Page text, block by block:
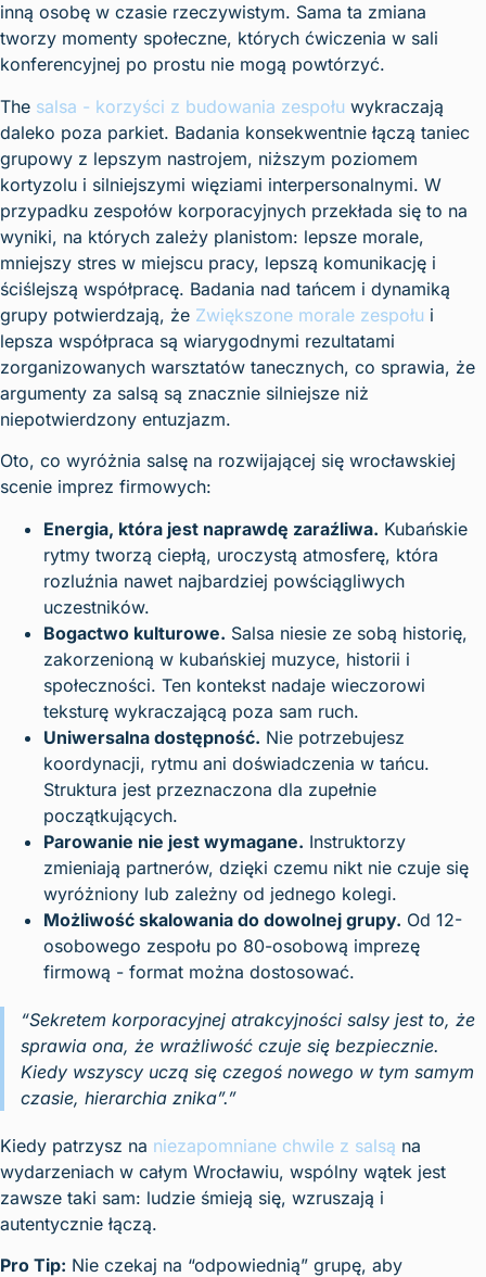
inną osobę w czasie rzeczywistym. Sama ta zmiana
tworzy momenty społeczne, których ćwiczenia w sali
konferencyjnej po prostu nie mogą powtórzyć.
The salsa - korzyści z budowania zespołu wykraczają
daleko poza parkiet. Badania konsekwentnie łączą taniec
grupowy z lepszym nastrojem, niższym poziomem
kortyzolu i silniejszymi więziami interpersonalnymi. W
przypadku zespołów korporacyjnych przekłada się to na
wyniki, na których zależy planistom: lepsze morale,
mniejszy stres w miejscu pracy, lepszą komunikację i
ściślejszą współpracę. Badania nad tańcem i dynamiką
grupy potwierdzają, że Zwiększone morale zespołu i
lepsza współpraca są wiarygodnymi rezultatami
zorganizowanych warsztatów tanecznych, co sprawia, że
argumenty za salsą są znacznie silniejsze niż
niepotwierdzony entuzjazm.
Oto, co wyróżnia salsę na rozwijającej się wrocławskiej
scenie imprez firmowych:
Energia, która jest naprawdę zaraźliwa. Kubańskie
rytmy tworzą ciepłą, uroczystą atmosferę, która
rozluźnia nawet najbardziej powściągliwych
uczestników.
Bogactwo kulturowe. Salsa niesie ze sobą historię,
zakorzenioną w kubańskiej muzyce, historii i
społeczności. Ten kontekst nadaje wieczorowi
teksturę wykraczającą poza sam ruch.
Uniwersalna dostępność. Nie potrzebujesz
koordynacji, rytmu ani doświadczenia w tańcu.
Struktura jest przeznaczona dla zupełnie
początkujących.
Parowanie nie jest wymagane. Instruktorzy
zmieniają partnerów, dzięki czemu nikt nie czuje się
wyróżniony lub zależny od jednego kolegi.
Możliwość skalowania do dowolnej grupy. Od 12-
osobowego zespołu po 80-osobową imprezę
firmową - format można dostosować.
“Sekretem korporacyjnej atrakcyjności salsy jest to, że
sprawia ona, że wrażliwość czuje się bezpiecznie.
Kiedy wszyscy uczą się czegoś nowego w tym samym
czasie, hierarchia znika”.”
Kiedy patrzysz na niezapomniane chwile z salsą na
wydarzeniach w całym Wrocławiu, wspólny wątek jest
zawsze taki sam: ludzie śmieją się, wzruszają i
autentycznie łączą.
Pro Tip: Nie czekaj na “odpowiednią” grupę, aby